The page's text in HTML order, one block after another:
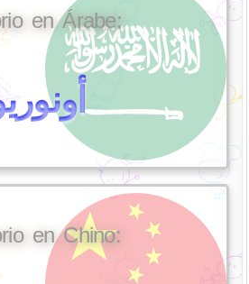
en Árabe:
en Chino: